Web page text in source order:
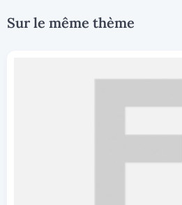
Sur le même thème